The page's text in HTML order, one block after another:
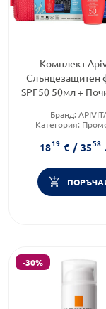
Комплект
Слънцезащитен
SPF50 50мл +
2х8мл
Бранд:
Категория:
комплект
1819 € / 3558
-30%